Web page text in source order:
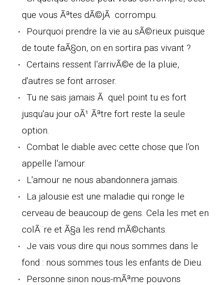
que vous Ãªtes dÃ©jÃ corrompu.
Pourquoi prendre la vie au sÃ©rieux puisque
de toute faÃ§on, on en sortira pas vivant ?
Certains ressent l'arrivÃ©e de la pluie,
d'autres se font arroser.
Tu ne sais jamais Ã quel point tu es fort
jusqu'au jour oÃ¹ Ãªtre fort reste la seule
option.
Combat le diable avec cette chose que l'on
appelle l'amour.
L'amour ne nous abandonnera jamais.
La jalousie est une maladie qui ronge le
cerveau de beaucoup de gens. Cela les met en
colÃ¨re et Ã§a les rend mÃ©chants.
Je vais vous dire qui nous sommes dans le
fond : nous sommes tous les enfants de Dieu.
Personne sinon nous-mÃªme pouvons